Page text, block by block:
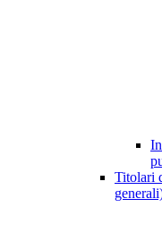
Titolari